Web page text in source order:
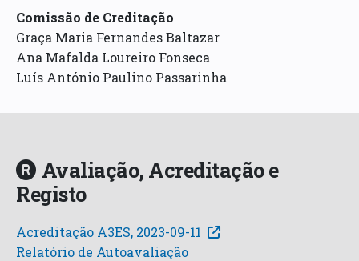
Comissão de Creditação
Graça Maria Fernandes Baltazar
Ana Mafalda Loureiro Fonseca
Luís António Paulino Passarinha
Avaliação, Acreditação e
Registo
Acreditação A3ES, 2023-09-11
Relatório de Autoavaliação